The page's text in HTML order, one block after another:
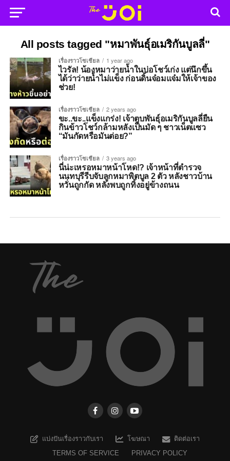
All posts tagged "หมาพันธุ์อเมริกันบูลลี่"
เรื่องราวโซเชียล 1 year ago
ไวรัล! น้องหมาว่ายน้ำในบ่อโชว์เก่ง แต่นึกขึ้น
ได้ว่าว่ายน้ำไม่แข็ง ก่อนดิ้นจ๋อมแจ๋มให้เจ้าของ
ช่วย!
เรื่องราวโซเชียล 2 years ago
ขะ..ขะ..แข็งแกร่ง! เจ้าตูบพันธุ์อเมริกันบูลลี่ยืน
กินข้าวโชว์กล้ามหลังเป็นมัด ๆ ชาวเน็ตแซว
“มันกัดหรือมันต่อย?”
เรื่องราวโซเชียล 3 years ago
นี่น่ะเหรอหมาหน้าโหด!? เจ้าหน้าที่ตำรวจ
นนทบุรีรีบจับลูกหมาพิตบูล 2 ตัว หลังชาวบ้าน
หวั่นถูกกัด หลังพบถูกทิ้งอยู่ข้างถนน
แบ่งปันเรื่องราวกับเรา โฆษณา
ติดต่อเรา
TERMS OF SERVICE
PRIVACY POLICY